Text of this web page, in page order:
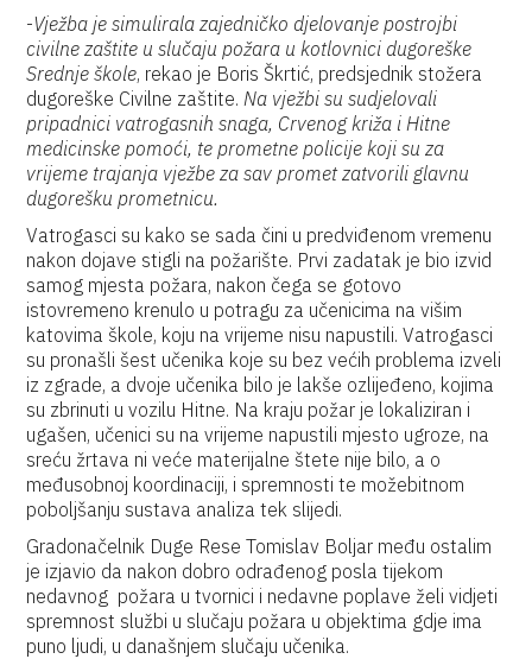
-Vježba je simulirala zajedničko djelovanje postrojbi
civilne zaštite u slučaju požara u kotlovnici dugoreške
Srednje škole, rekao je Boris Škrtić, predsjednik stožera
dugoreške Civilne zaštite.Na vježbi su sudjelovali
pripadnici vatrogasnih snaga, Crvenog križa i Hitne
medicinske pomoći, te prometne policije koji su za
vrijeme trajanja vježbe za sav promet zatvorili glavnu
dugorešku prometnicu.
Vatrogasci su kako se sada čini u predviđenom vremenu
nakon dojave stigli na požarište. Prvi zadatak je bio izvid
samog mjesta požara, nakon čega se gotovo
istovremeno krenulo u potragu za učenicima na višim
katovima škole, koju na vrijeme nisu napustili. Vatrogasci
su pronašli šest učenika koje su bez većih problema izveli
iz zgrade, a dvoje učenika bilo je lakše ozlijeđeno, kojima
su zbrinuti u vozilu Hitne. Na kraju požar je lokaliziran i
ugašen, učenici su na vrijeme napustili mjesto ugroze, na
sreću žrtava ni veće materijalne štete nije bilo, a o
međusobnoj koordinaciji, i spremnosti te možebitnom
poboljšanju sustava analiza tek slijedi.
Gradonačelnik Duge Rese Tomislav Boljar među ostalim
je izjavio da nakon dobro odrađenog posla tijekom
nedavnog požara u tvornici i nedavne poplave želi vidjeti
spremnost službi u slučaju požara u objektima gdje ima
puno ljudi, u današnjem slučaju učenika.